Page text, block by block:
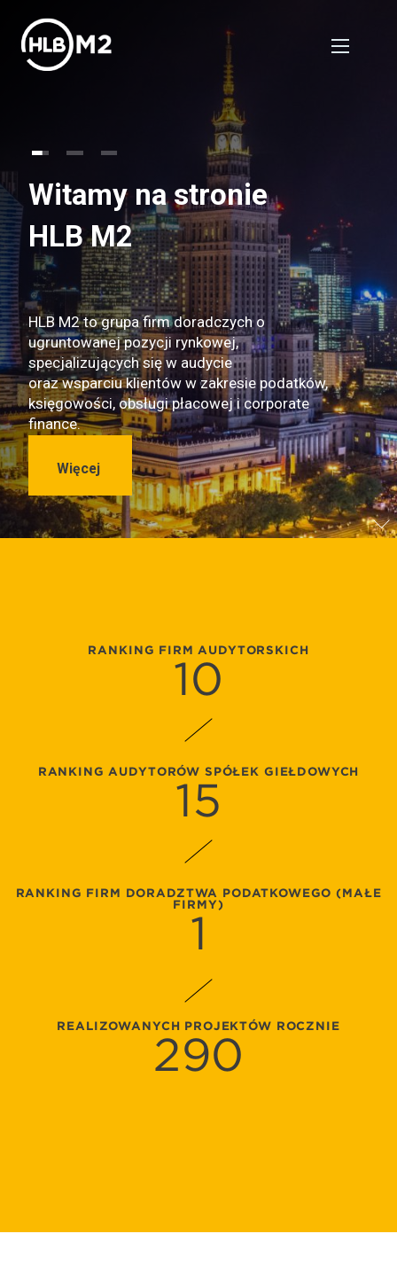
Witamy na stronie
HLB M2
HLB M2 to grupa firm doradczych o
ugruntowanej pozycji rynkowej,
specjalizujących się w audycie
oraz wsparciu klientów w zakresie podatków,
księgowości, obsługi płacowej i corporate
finance.
Więcej
RANKING FIRM AUDYTORSKICH
10
RANKING AUDYTORÓW SPÓŁEK GIEŁDOWYCH
15
RANKING FIRM DORADZTWA PODATKOWEGO (MAŁE
FIRMY)
1
REALIZOWANYCH PROJEKTÓW ROCZNIE
290